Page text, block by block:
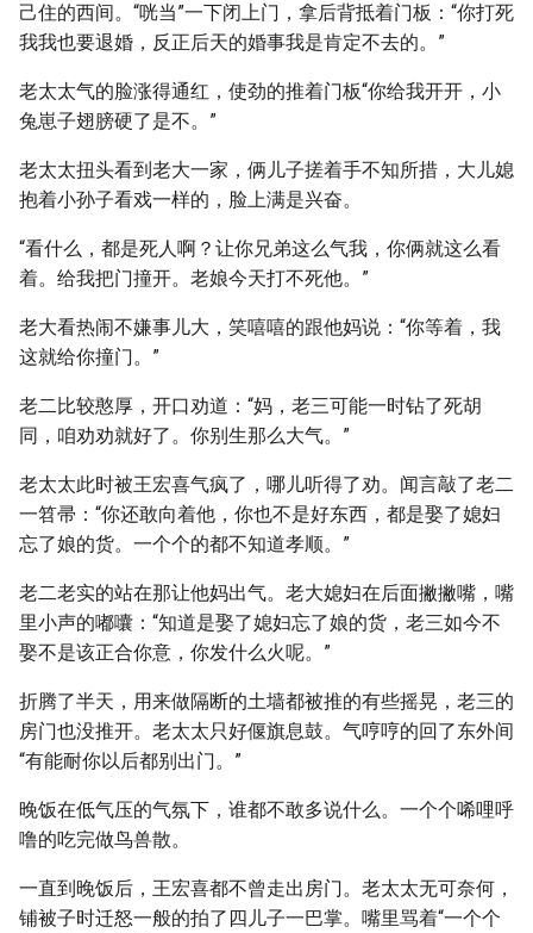
己住的西间。“咣当”一下闭上门，拿后背抵着门板：“你打死
我我也要退婚，反正后天的婚事我是肯定不去的。”
老太太气的脸涨得通红，使劲的推着门板“你给我开开，小
兔崽子翅膀硬了是不。”
老太太扭头看到老大一家，俩儿子搓着手不知所措，大儿媳
抱着小孙子看戏一样的，脸上满是兴奋。
“看什么，都是死人啊？让你兄弟这么气我，你俩就这么看
着。给我把门撞开。老娘今天打不死他。”
老大看热闹不嫌事儿大，笑嘻嘻的跟他妈说：“你等着，我
这就给你撞门。”
老二比较憨厚，开口劝道：“妈，老三可能一时钻了死胡
同，咱劝劝就好了。你别生那么大气。”
老太太此时被王宏喜气疯了，哪儿听得了劝。闻言敲了老二
一笤帚：“你还敢向着他，你也不是好东西，都是娶了媳妇
忘了娘的货。一个个的都不知道孝顺。”
老二老实的站在那让他妈出气。老大媳妇在后面撇撇嘴，嘴
里小声的嘟囔：“知道是娶了媳妇忘了娘的货，老三如今不
娶不是该正合你意，你发什么火呢。”
折腾了半天，用来做隔断的土墙都被推的有些摇晃，老三的
房门也没推开。老太太只好偃旗息鼓。气哼哼的回了东外间
“有能耐你以后都别出门。”
晚饭在低气压的气氛下，谁都不敢多说什么。一个个唏哩呼
噜的吃完做鸟兽散。
一直到晚饭后，王宏喜都不曾走出房门。老太太无可奈何，
铺被子时迁怒一般的拍了四儿子一巴掌。嘴里骂着“一个个